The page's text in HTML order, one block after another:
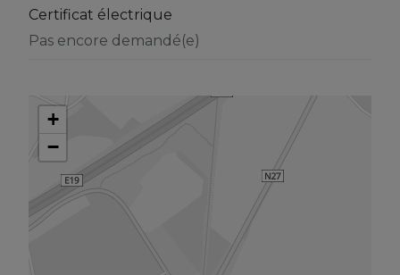
Certificat électrique
Pas encore demandé(e)